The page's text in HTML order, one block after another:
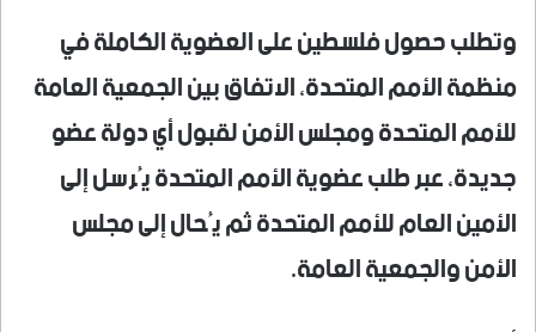
وتطلب حصول فلسطين على العضوية الكاملة في
منظمة الأمم المتحدة، الاتفاق بين الجمعية العامة
للأمم المتحدة ومجلس الأمن لقبول أي دولة عضو
جديدة، عبر طلب عضوية الأمم المتحدة يُرسل إلى
الأمين العام للأمم المتحدة ثم يُحال إلى مجلس
الأمن والجمعية العامة.